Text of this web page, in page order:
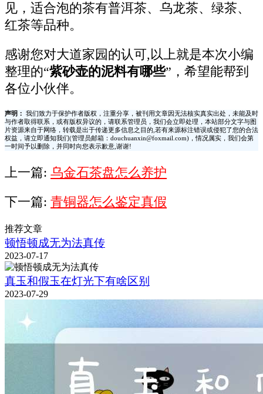
见，适合泡的茶有普洱茶、乌龙茶、绿茶、
红茶等品种。
感谢您对大道家园的认可,以上就是本次小编
整理的“紫砂壶的泥料有哪些”，希望能帮到
各位小伙伴。
声明：
我们致力于保护作者版权，注重分享，被刊用文章因无法核实真实出处，未能及时
与作者取得联系，或有版权异议的，请联系管理员，我们会立即处理，本站部分文字与图
片资源来自于网络，转载是出于传递更多信息之目的,若有来源标注错误或侵犯了您的合法
权益，请立即通知我们(管理员邮箱：douchuanxin@foxmail.com)，情况属实，我们会第
一时间予以删除，并同时向您表示歉意,谢谢!
上一篇: 乌金石茶盘怎么养护
下一篇: 青铜器怎么鉴定真假
推荐文章
顿悟顿成无为法真传
2023-07-17
真玉和假玉在灯光下有啥区别
2023-07-29